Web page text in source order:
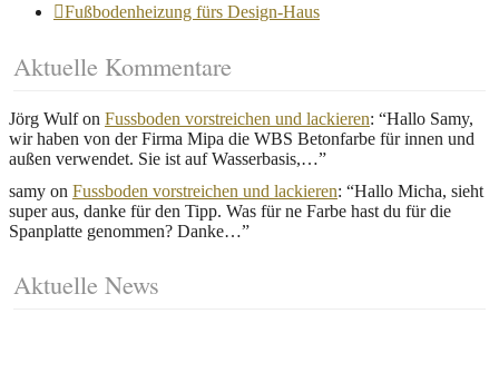
Fußbodenheizung fürs Design-Haus
Aktuelle Kommentare
Jörg Wulfon Fussboden vorstreichen und lackieren: “Hallo Samy,
wir haben von der Firma Mipa die WBS Betonfarbe für innen und
außen verwendet. Sie ist auf Wasserbasis,…”
samy on Fussboden vorstreichen und lackieren: “Hallo Micha, sieht
super aus, danke für den Tipp. Was für ne Farbe hast du für die
Spanplatte genommen? Danke…”
Aktuelle News